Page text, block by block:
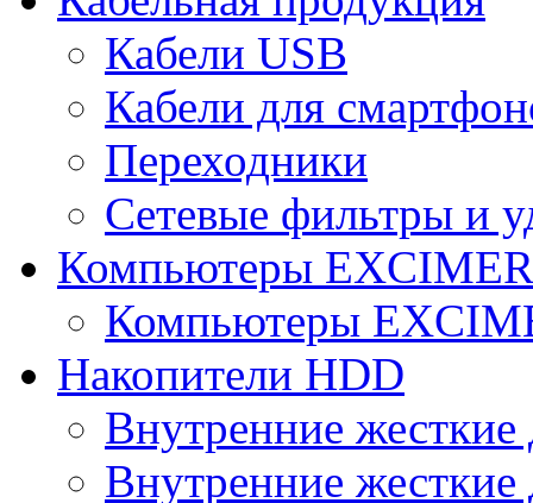
Кабели USB
Кабели для
Переходники
Сетевые фильтры и
Компьютеры
Компьютеры
Накопители HDD
Внутренние
Внутренние